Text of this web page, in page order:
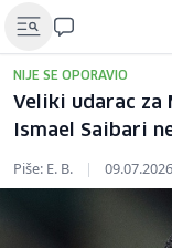
NIJE SE OPORAVIO
Veliki udarac
Ismael Saibari
Piše: E. B. |